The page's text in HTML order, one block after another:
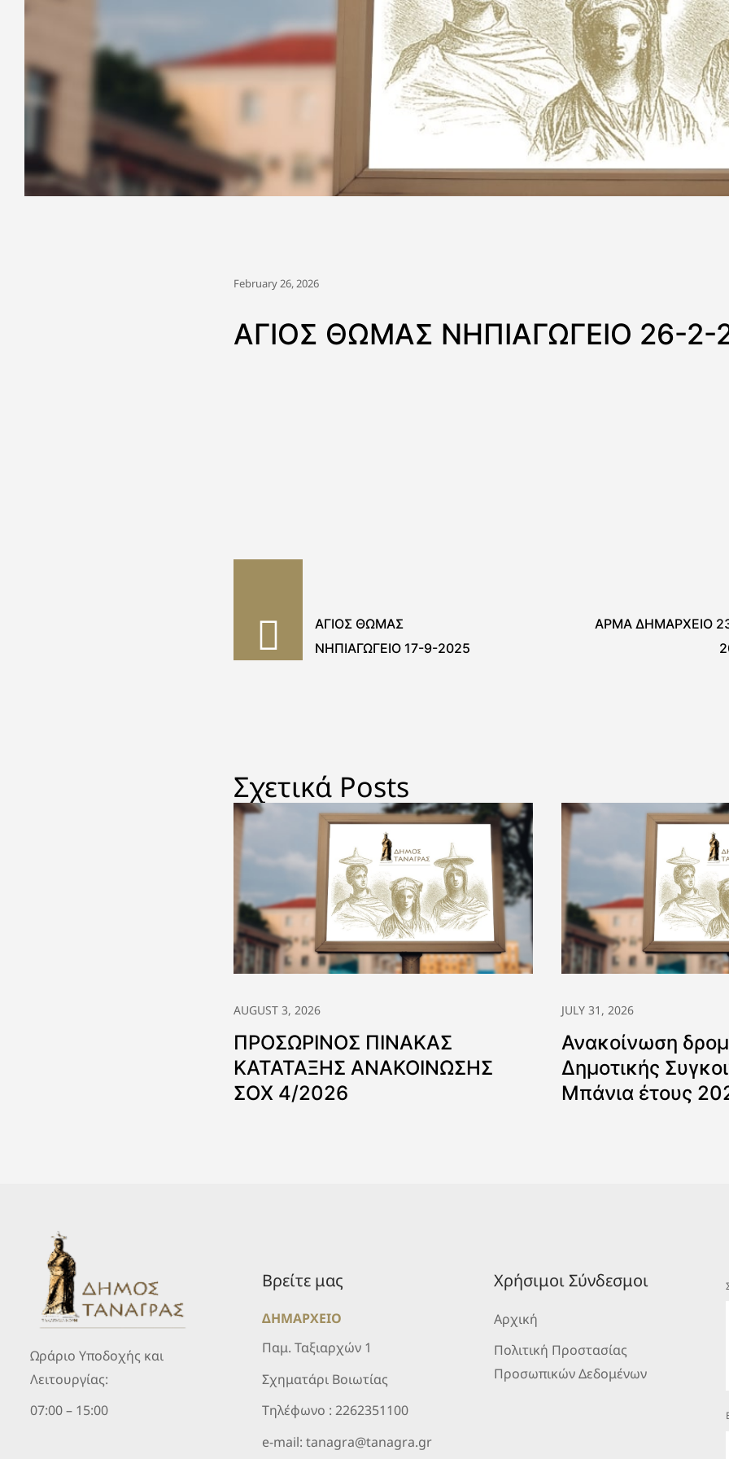
February 26, 2026
ΑΓΙΟΣ ΘΩΜΑΣ ΝΗΠΙΑΓΩΓΕΙΟ 26-2-
ΑΓΙΟΣ ΘΩΜΑΣ
ΝΗΠΙΑΓΩΓΕΙΟ 17-9-2025
ΑΡΜΑ ΔΗΜΑΡΧΕΙΟ
Σχετικά Posts
AUGUST 3, 2026
ΠΡΟΣΩΡΙΝΟΣ ΠΙΝΑΚΑΣ
ΚΑΤΑΤΑΞΗΣ ΑΝΑΚΟΙΝΩΣΗΣ
ΣΟΧ 4/2026
JULY 31, 2026
Ανακοίνωση
Δημοτικής
Μπάνια έτους
Ωράριο Υποδοχής και
Λειτουργίας:
07:00 – 15:00
Βρείτε μας
ΔΗΜΑΡΧΕΙΟ
Παμ. Ταξιαρχών 1
Σχηματάρι Βοιωτίας
Τηλέφωνο :2262351100
e-mail:tanagra@tanagra.gr
Χρήσιμοι Σύνδεσμοι
Αρχική
Πολιτική Προστασίας
Προσωπικών Δεδομένων